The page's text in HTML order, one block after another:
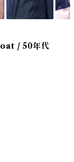
/ 50年代